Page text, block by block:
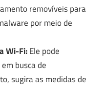
removíveis para
por meio de
Wi-Fi:Ele pode
busca de
sugira as medidas de